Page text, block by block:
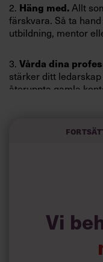
efter:
2. Häng med.Allt
färskvara. Så ta
utbildning, mentor
3. Vårda dina
stärker ditt
återuppta gamla
Ta hand om dig
näring, gör dig
personlig tränare
Vi